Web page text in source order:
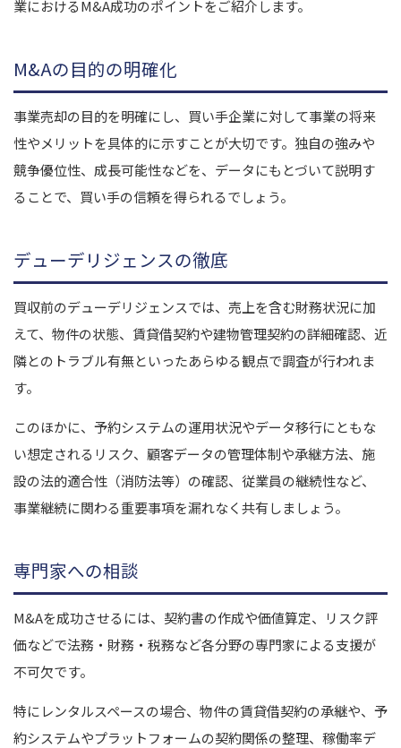
業におけるM&A成功のポイントをご紹介します。
M&Aの目的の明確化
事業売却の目的を明確にし、買い手企業に対して事業の将来
性やメリットを具体的に示すことが大切です。独自の強みや
競争優位性、成長可能性などを、データにもとづいて説明す
ることで、買い手の信頼を得られるでしょう。
デューデリジェンスの徹底
買収前のデューデリジェンスでは、売上を含む財務状況に加
えて、物件の状態、賃貸借契約や建物管理契約の詳細確認、近
隣とのトラブル有無といったあらゆる観点で調査が行われま
す。
このほかに、予約システムの運用状況やデータ移行にともな
い想定されるリスク、顧客データの管理体制や承継方法、施
設の法的適合性（消防法等）の確認、従業員の継続性など、
事業継続に関わる重要事項を漏れなく共有しましょう。
専門家への相談
M&Aを成功させるには、契約書の作成や価値算定、リスク評
価などで法務・財務・税務など各分野の専門家による支援が
不可欠です。
特にレンタルスペースの場合、物件の賃貸借契約の承継や、予
約システムやプラットフォームの契約関係の整理、稼働率デ